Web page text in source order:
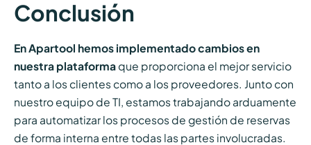
Conclusión
En Apartool hemos implementado cambios en
nuestra plataformaque proporciona el mejor servicio
tanto a los clientes como a los proveedores. Junto con
nuestro equipo de TI, estamos trabajando arduamente
para automatizar los procesos de gestión de reservas
de forma interna entre todas las partes involucradas.